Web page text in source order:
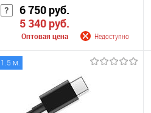
6 750 руб.
5 340 руб.
Оптовая цена Недоступно
Сообщить о поступлении
К сравнению
1.5 м.